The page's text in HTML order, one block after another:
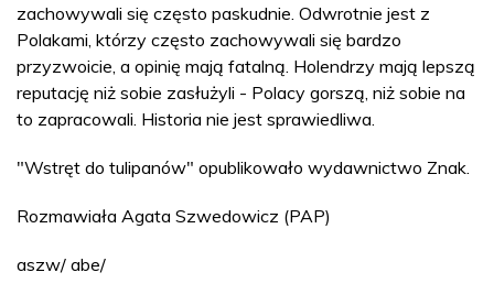
zachowywali się często paskudnie. Odwrotnie jest z
Polakami, którzy często zachowywali się bardzo
przyzwoicie, a opinię mają fatalną. Holendrzy mają lepszą
reputację niż sobie zasłużyli - Polacy gorszą, niż sobie na
to zapracowali. Historia nie jest sprawiedliwa.
"Wstręt do tulipanów" opublikowało wydawnictwo Znak.
Rozmawiała Agata Szwedowicz (PAP)
aszw/ abe/